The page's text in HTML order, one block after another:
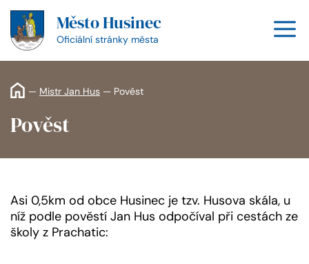
Přeskočit
obsah
Město Husinec
Oficiální stránky města
— Mistr Jan Hus — Pověst
Pověst
Asi 0,5km od obce Husinec je tzv. Husova skála, u
níž podle pověstí Jan Hus odpočíval při cestách ze
školy z Prachatic: